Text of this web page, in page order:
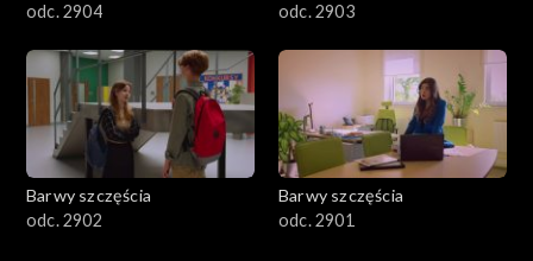
odc. 2904
odc. 2903
Barwy szczęścia
odc. 2902
Barwy szczęścia
odc. 2901